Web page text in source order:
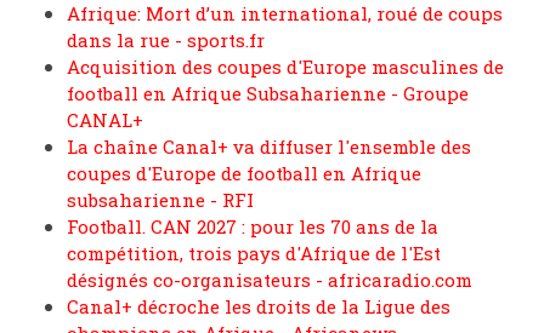
Afrique: Mort d’un international, roué de coups
dans la rue - sports.fr
Acquisition des coupes d'Europe masculines de
football en Afrique Subsaharienne - Groupe
CANAL+
La chaîne Canal+ va diffuser l'ensemble des
coupes d'Europe de football en Afrique
subsaharienne - RFI
Football. CAN 2027 : pour les 70 ans de la
compétition, trois pays d'Afrique de l'Est
désignés co-organisateurs - africaradio.com
Canal+ décroche les droits de la Ligue des